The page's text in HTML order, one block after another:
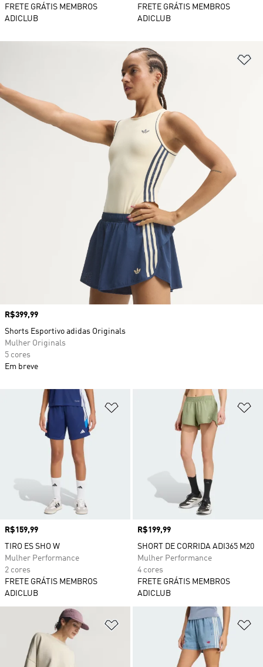
FRETE GRÁTIS MEMBROS
ADICLUB
FRETE GRÁTIS MEMBROS
ADICLUB
Adicionar à Lista de Desejos
Preço
R$159,99
TIRO ES SHO W
Mulher Performance
2 cores
FRETE GRÁTIS MEMBROS
ADICLUB
Preço
R$199,99
SHORT DE CORRIDA ADI365 M20
Mulher Performance
4 cores
FRETE GRÁTIS MEMBROS
ADICLUB
Adicionar à Lista de Desejos
Preço
R$399,99
Shorts Esportivo adidas Originals
Mulher Originals
5 cores
Em breve